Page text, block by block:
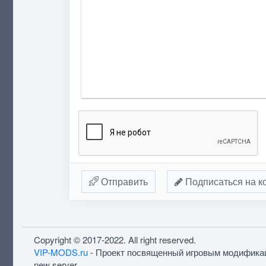
Отправить Подписаться на
Copyright © 2017-2022. All right reserved.
VIP-MODS.ru- Проект посвященный игровым